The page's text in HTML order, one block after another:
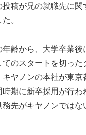
稿が兄の就職先に関
。
齢から、大学卒業後
てのスタートを切っ
キヤノンの本社が東京
時期に新卒採用が行わ
務先がキヤノンではな